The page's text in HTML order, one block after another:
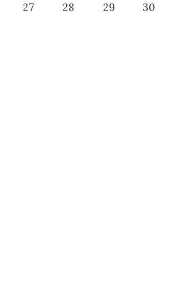
27 28 29
30